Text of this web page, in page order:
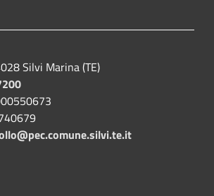
Silvi Marina (TE)